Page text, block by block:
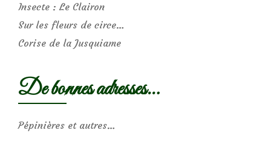
Insecte : Le Clairon
Sur les fleurs de circe…
Corise de la Jusquiame
De bonnes adresses…
Pépinières et autres…